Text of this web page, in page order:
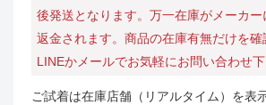
後発送となります。万一在庫がメーカ
返金されます。商品の在庫有無だけを確
LINEかメールでお気軽にお問い合わせ下
ご試着は在庫店舗（リアルタイム）を表